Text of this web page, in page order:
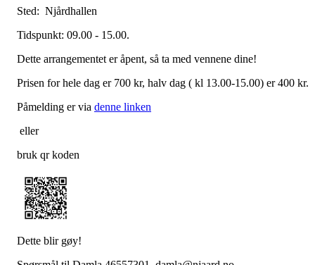
Sted: Njårdhallen
Tidspunkt: 09.00 - 15.00.
Dette arrangementet er åpent, så ta med vennene dine!
Prisen for hele dag er 700 kr, halv dag ( kl 13.00-15.00) er 400 kr.
Påmelding er via denne linken
eller
bruk qr koden
Dette blir gøy!